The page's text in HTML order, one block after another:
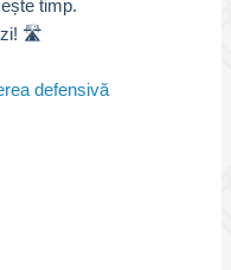
timp.
zi! 🛣️
defensivă